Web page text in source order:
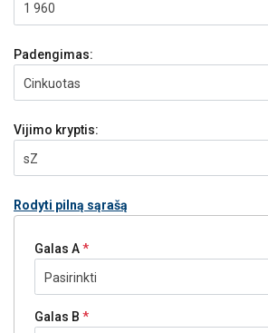
1 960
Padengimas:
Cinkuotas
Vijimo kryptis:
sZ
Rodyti pilną sąrašą
Galas A
Pasirinkti
Galas B